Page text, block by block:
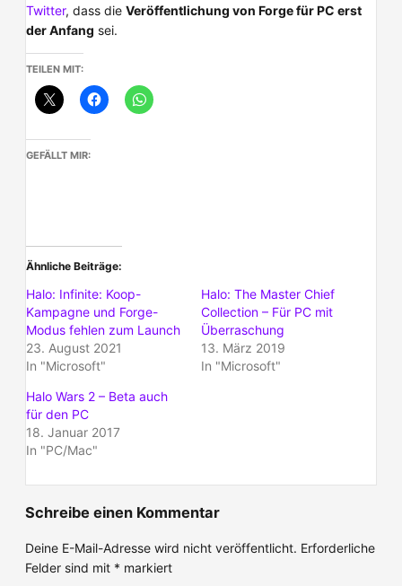
Twitter, dass die Veröffentlichung von Forge für PC erst
der Anfang sei.
TEILEN MIT:
GEFÄLLT MIR:
Ähnliche Beiträge
Halo: Infinite: Koop-
Kampagne und Forge-
Modus fehlen zum Launch
23. August 2021
In "Microsoft"
Halo: The Master Chief
Collection – Für PC mit
Überraschung
13. März 2019
In "Microsoft"
Halo Wars 2 – Beta auch
für den PC
18. Januar 2017
In "PC/Mac"
Schreibe einen Kommentar
Deine E-Mail-Adresse wird nicht veröffentlicht. Erforderliche
Felder sind mit * markiert